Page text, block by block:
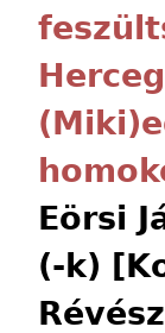
Eörsi
(-k)